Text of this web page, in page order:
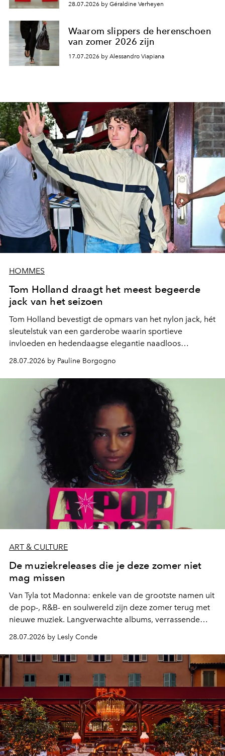
28.07.2026 by Géraldine Verheyen
Waarom slippers de herenschoen
van zomer 2026 zijn
17.07.2026 by Alessandro Viapiana
HOMMES
Tom Holland draagt het meest begeerde
jack van het seizoen
Tom Holland bevestigt de opmars van het nylon jack, hét
sleutelstuk van een garderobe waarin sportieve
invloeden en hedendaagse elegantie naadloos
samenkomen.
28.07.2026 by Pauline Borgogno
ART & CULTURE
De muziekreleases die je deze zomer niet
mag missen
Van Tyla tot Madonna: enkele van de grootste namen uit
de pop-, R&B- en soulwereld zijn deze zomer terug met
nieuwe muziek. Langverwachte albums, verrassende
comebacks en veelbelovende nieuwe projecten: dit zijn
de releases die je niet mag missen.
28.07.2026 by Lesly Conde